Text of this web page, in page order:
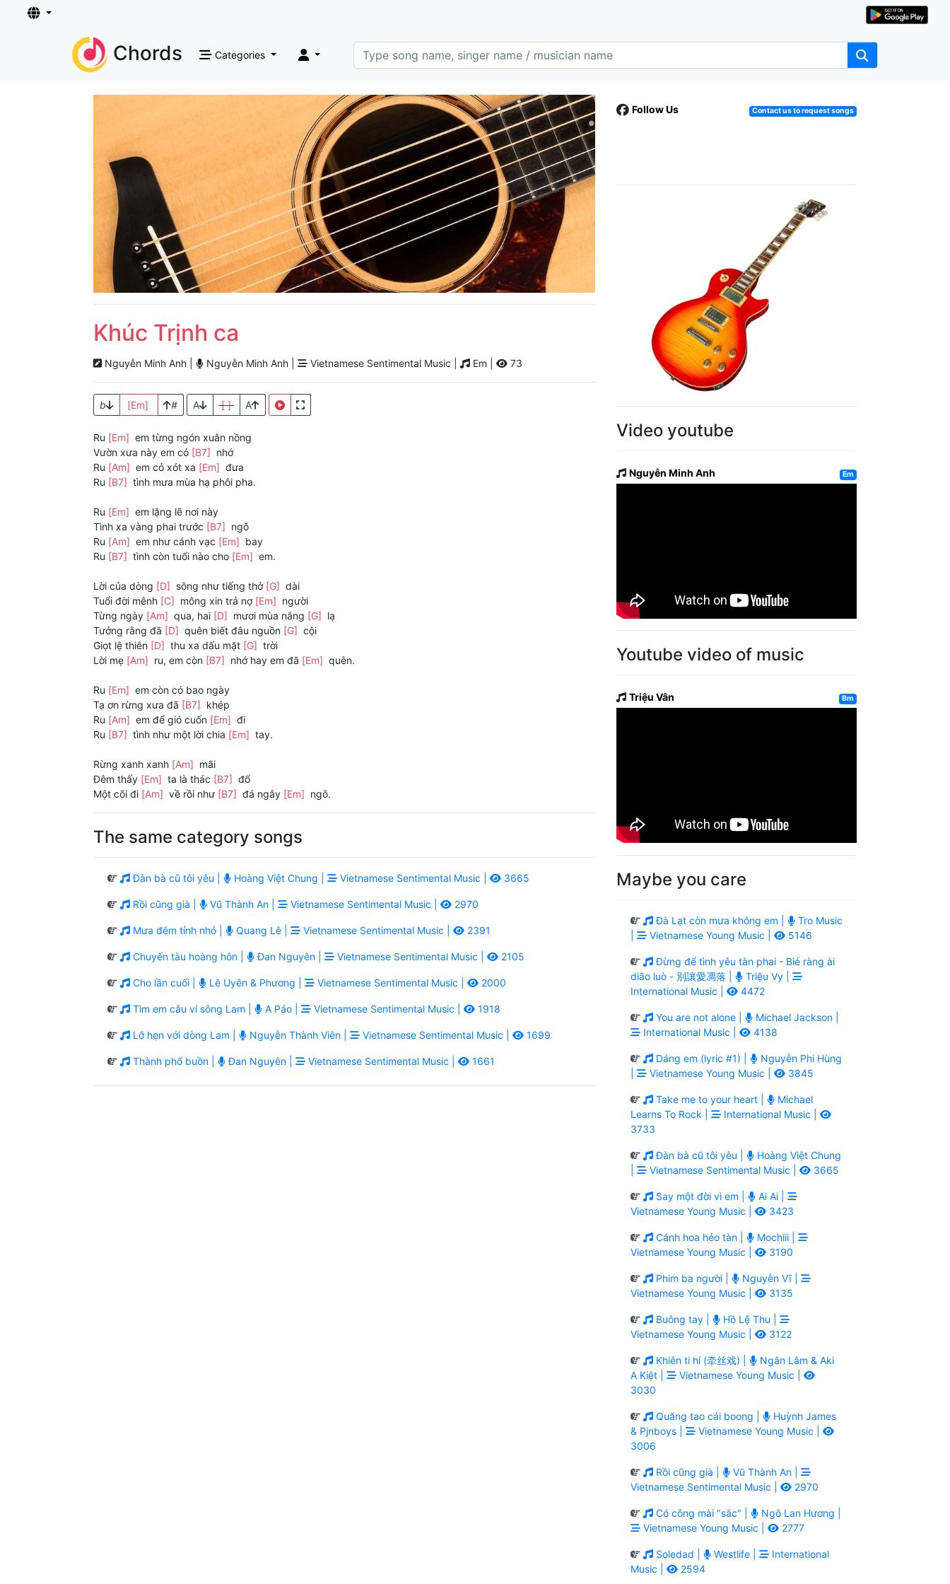
Chords Categories
Khúc Trịnh ca
Nguyễn Minh Anh | Nguyễn Minh Anh | Vietnamese Sentimental Music | Em | 73
b [Em] # A [ ] A
Ru [Em] em từng ngón xuân nồng
Vườn xưa này em có [B7] nhớ
Ru [Am] em cỏ xót xa [Em] đưa
Ru [B7] tình mưa mùa hạ phôi pha.
Ru [Em] em lặng lẽ nơi này
Tình xa vàng phai trước [B7] ngõ
Ru [Am] em như cánh vạc [Em] bay
Ru [B7] tình còn tuổi nào cho [Em] em.
Lời của dòng [D] sông như tiếng thở [G] dài
Tuổi đời mênh [C] mông xin trả nợ [Em] người
Từng ngày [Am] qua, hai [D] mươi mùa nắng [G] lạ
Tưởng rằng đã [D] quên biết đâu nguồn [G] cội
Giọt lệ thiên [D] thu xa dấu mặt [G] trời
Lời mẹ [Am] ru, em còn [B7] nhớ hay em đã [Em] quên.
Ru [Em] em còn có bao ngày
Tạ ơn rừng xưa đã [B7] khép
Ru [Am] em để gió cuốn [Em] đi
Ru [B7] tình như một lời chia [Em] tay.
Rừng xanh xanh [Am] mãi
Đêm thấy [Em] ta là thác [B7] đổ
Một cõi đi [Am] về rồi như [B7] đá ngây [Em] ngô.
The same category songs
Đàn bà cũ tôi yêu | Hoàng Việt Chung | Vietnamese Sentimental Music | 3665
Rồi cũng già | Vũ Thành An | Vietnamese Sentimental Music | 2970
Mưa đêm tỉnh nhỏ | Quang Lê | Vietnamese Sentimental Music | 2391
Chuyến tàu hoàng hôn | Đan Nguyên | Vietnamese Sentimental Music | 2105
Cho lần cuối | Lê Uyên & Phương | Vietnamese Sentimental Music | 2000
Tìm em câu ví sông Lam | A Páo | Vietnamese Sentimental Music | 1918
Lỡ hẹn với dòng Lam | Nguyễn Thành Viên | Vietnamese Sentimental Music | 1699
Thành phố buồn | Đan Nguyên | Vietnamese Sentimental Music | 1661
Follow Us Contact us to request songs
Video youtube
Nguyễn Minh Anh Em
Youtube video of music
Triệu Vân Bm
Maybe you care
Đà Lạt còn mưa không em |
Tro Music
Vietnamese Young Music | 5146
Đừng để tình yêu tàn phai - Bié ràng ài
diāo luò - 別讓愛凋落 |
Triệu Vy |
International Music |
4472
You are not alone |
Michael Jackson |
International Music |
4138
Dáng em (lyric #1) |
Nguyễn Phi Hùng
Vietnamese Young Music | 3845
Take me to your heart |
Michael
Learns To Rock |
International Music |
3733
Đàn bà cũ tôi yêu |
Hoàng Việt Chung
Vietnamese Sentimental Music | 3665
Say một đời vì em |
Ai Ai |
Vietnamese Young Music |
3423
Cánh hoa héo tàn |
Mochiii |
Vietnamese Young Music |
3190
Phim ba người |
Nguyễn Vĩ |
Vietnamese Young Music |
3135
Buông tay |
Hồ Lệ Thu |
Vietnamese Young Music |
3122
Khiên ti hí (牵丝戏) |
Ngân Lâm & Aki
A Kiệt |
Vietnamese Young Music |
3030
Quăng tao cái boong |
Huỳnh James
& Pjnboys |
Vietnamese Young Music |
3006
Rồi cũng già |
Vũ Thành An |
Vietnamese Sentimental Music |
2970
Có công mài "sắc" |
Ngô Lan Hương |
Vietnamese Young Music |
2777
Soledad | Westlife |
International
Music |
2594